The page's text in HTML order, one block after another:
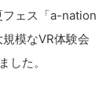
フェス「a-nation
模なVR体験会
した。